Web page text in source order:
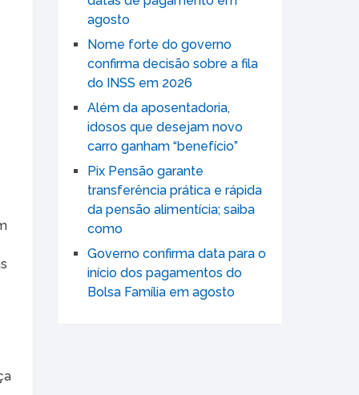
agosto
Nome forte do governo
confirma decisão sobre a fila
do INSS em 2026
Além da aposentadoria,
idosos que desejam novo
carro ganham “benefício”
Pix Pensão garante
transferência prática e rápida
da pensão alimentícia; saiba
como
Governo confirma data para o
início dos pagamentos do
Bolsa Família em agosto